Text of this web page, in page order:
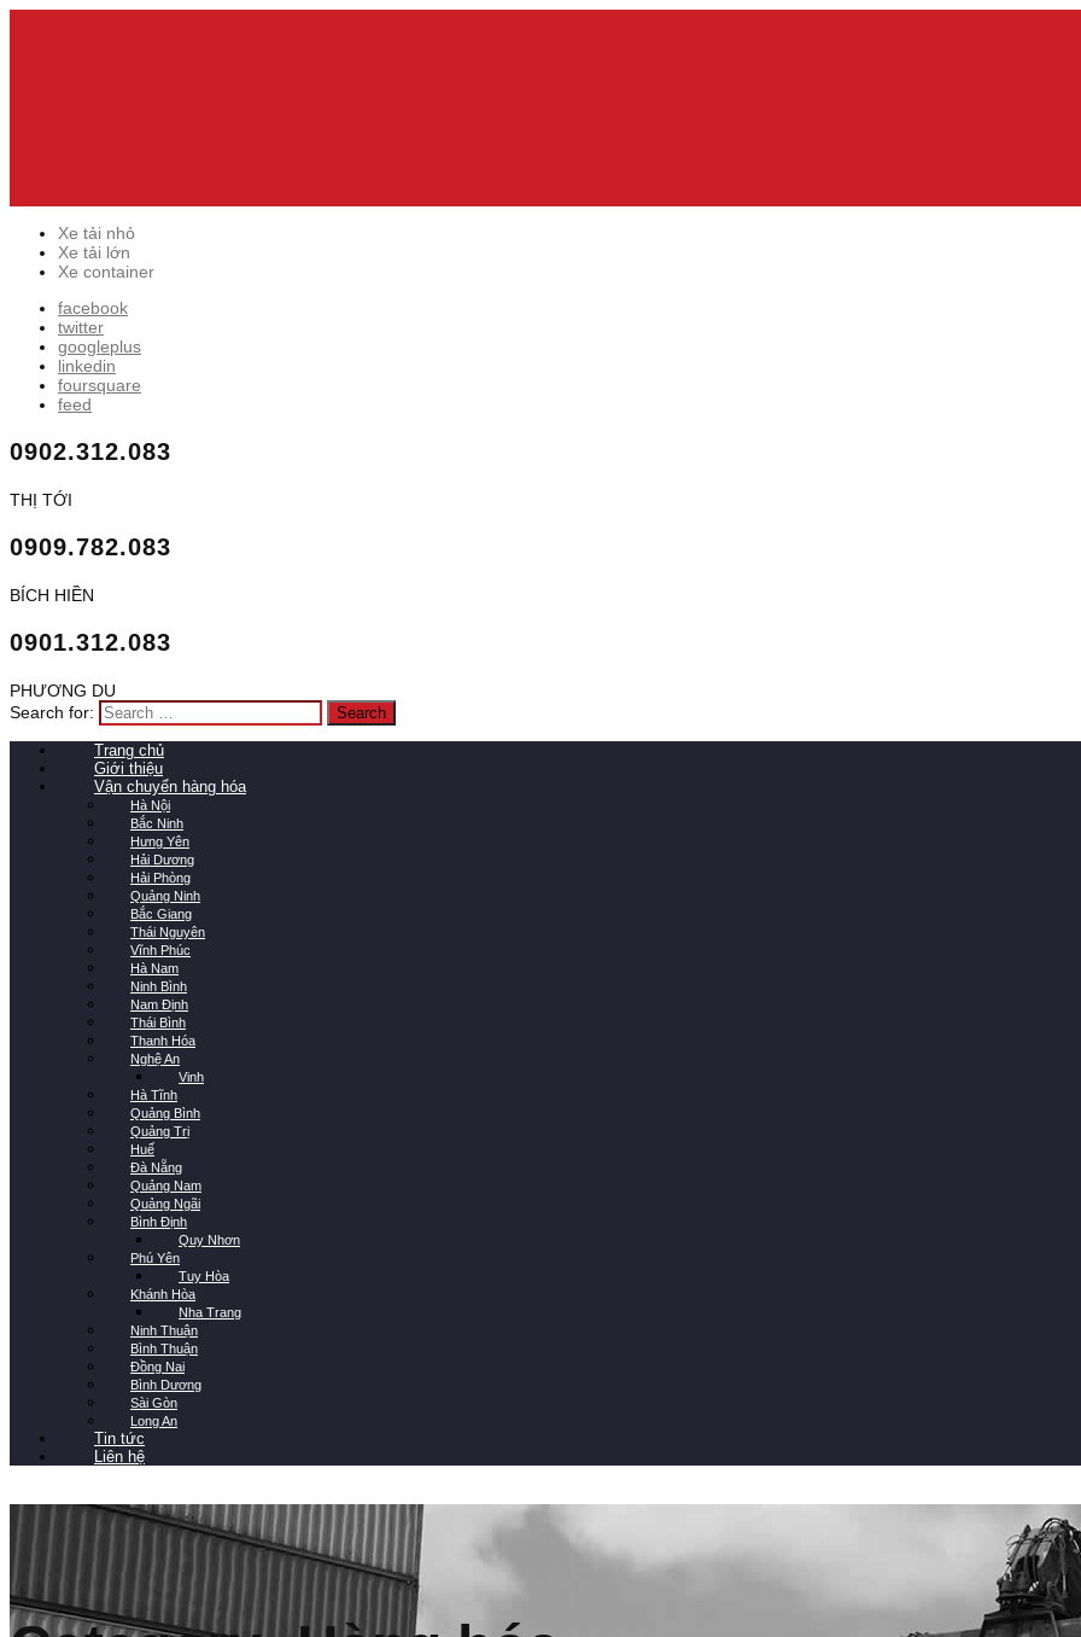
Xe tải nhỏ
Xe tải lớn
Xe container
facebook
twitter
googleplus
linkedin
foursquare
feed
0902.312.083
THỊ TỚI
0909.782.083
BÍCH HIỀN
0901.312.083
PHƯƠNG DU
Search for:
Trang chủ
Giới thiệu
Vận chuyển hàng hóa
Hà Nội
Bắc Ninh
Hưng Yên
Hải Dương
Hải Phòng
Quảng Ninh
Bắc Giang
Thái Nguyên
Vĩnh Phúc
Hà Nam
Ninh Bình
Nam Định
Thái Bình
Thanh Hóa
Nghệ An
Vinh
Hà Tĩnh
Quảng Bình
Quảng Trị
Huế
Đà Nẵng
Quảng Nam
Quảng Ngãi
Bình Định
Quy Nhơn
Phú Yên
Tuy Hòa
Khánh Hòa
Nha Trang
Ninh Thuận
Bình Thuận
Đồng Nai
Bình Dương
Sài Gòn
Long An
Tin tức
Liên hệ